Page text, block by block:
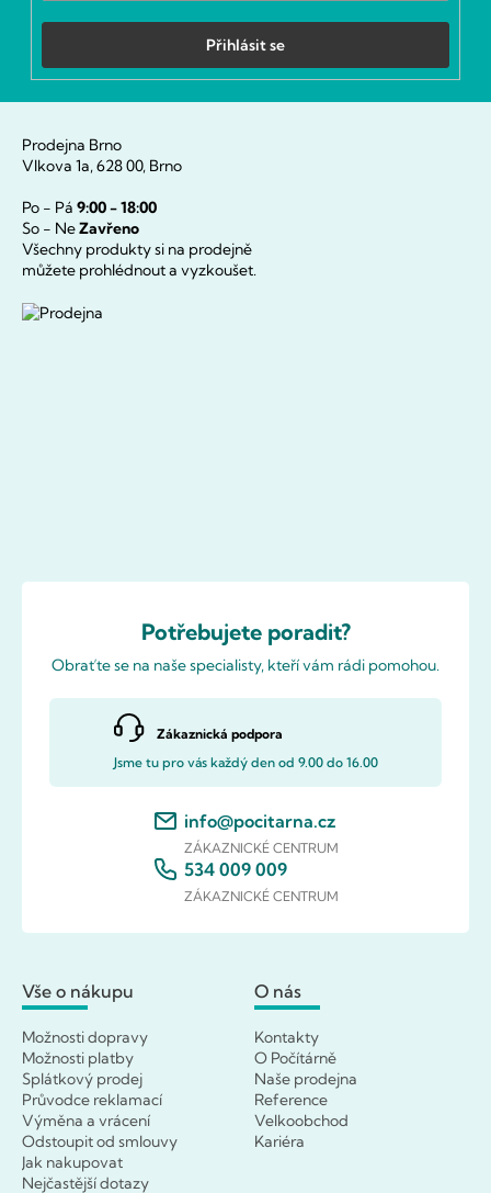
Přihlásit se
Prodejna Brno
Vlkova 1a, 628 00, Brno
Po - Pá 9:00 - 18:00
So - NeZavřeno
Všechny produkty si na prodejně
můžete prohlédnout a vyzkoušet.
Potřebujete poradit?
Obraťte se na naše specialisty, kteří vám rádi pomohou.
Zákaznická podpora
Jsme tu pro vás každý den od 9.00 do 16.00
info@pocitarna.cz
ZÁKAZNICKÉ CENTRUM
534 009 009
ZÁKAZNICKÉ CENTRUM
Vše o nákupu
Možnosti dopravy
Možnosti platby
Splátkový prodej
Průvodce reklamací
Výměna a vrácení
Odstoupit od smlouvy
Jak nakupovat
Nejčastější dotazy
O nás
Kontakty
O Počítárně
Naše prodejna
Reference
Velkoobchod
Kariéra